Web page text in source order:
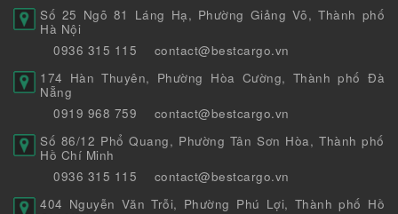
Số 25 Ngõ 81 Láng Hạ, Phường Giảng Võ, Thành phố
Hà Nội
0936 315 115
contact@bestcargo.vn
174 Hàn Thuyên, Phường Hòa Cường, Thành phố Đà
Nẵng
0919 968 759
contact@bestcargo.vn
Số 86/12 Phổ Quang, Phường Tân Sơn Hòa, Thành phố
Hồ Chí Minh
0936 315 115
contact@bestcargo.vn
404 Nguyễn Văn Trỗi, Phường Phú Lợi, Thành phố Hồ